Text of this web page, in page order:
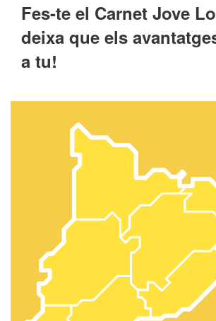
Fes-te el Carnet Jove
deixa que els
a tu!